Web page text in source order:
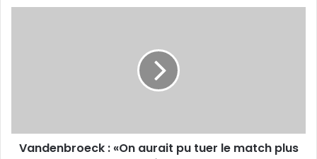
plus
tôt»
Vandenbroeck : «On aurait pu tuer le match plus